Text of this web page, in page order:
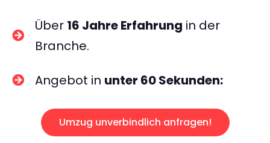
Über 16 Jahre Erfahrung in der
Branche.
Angebot in unter 60 Sekunden:
Umzug unverbindlich anfragen!